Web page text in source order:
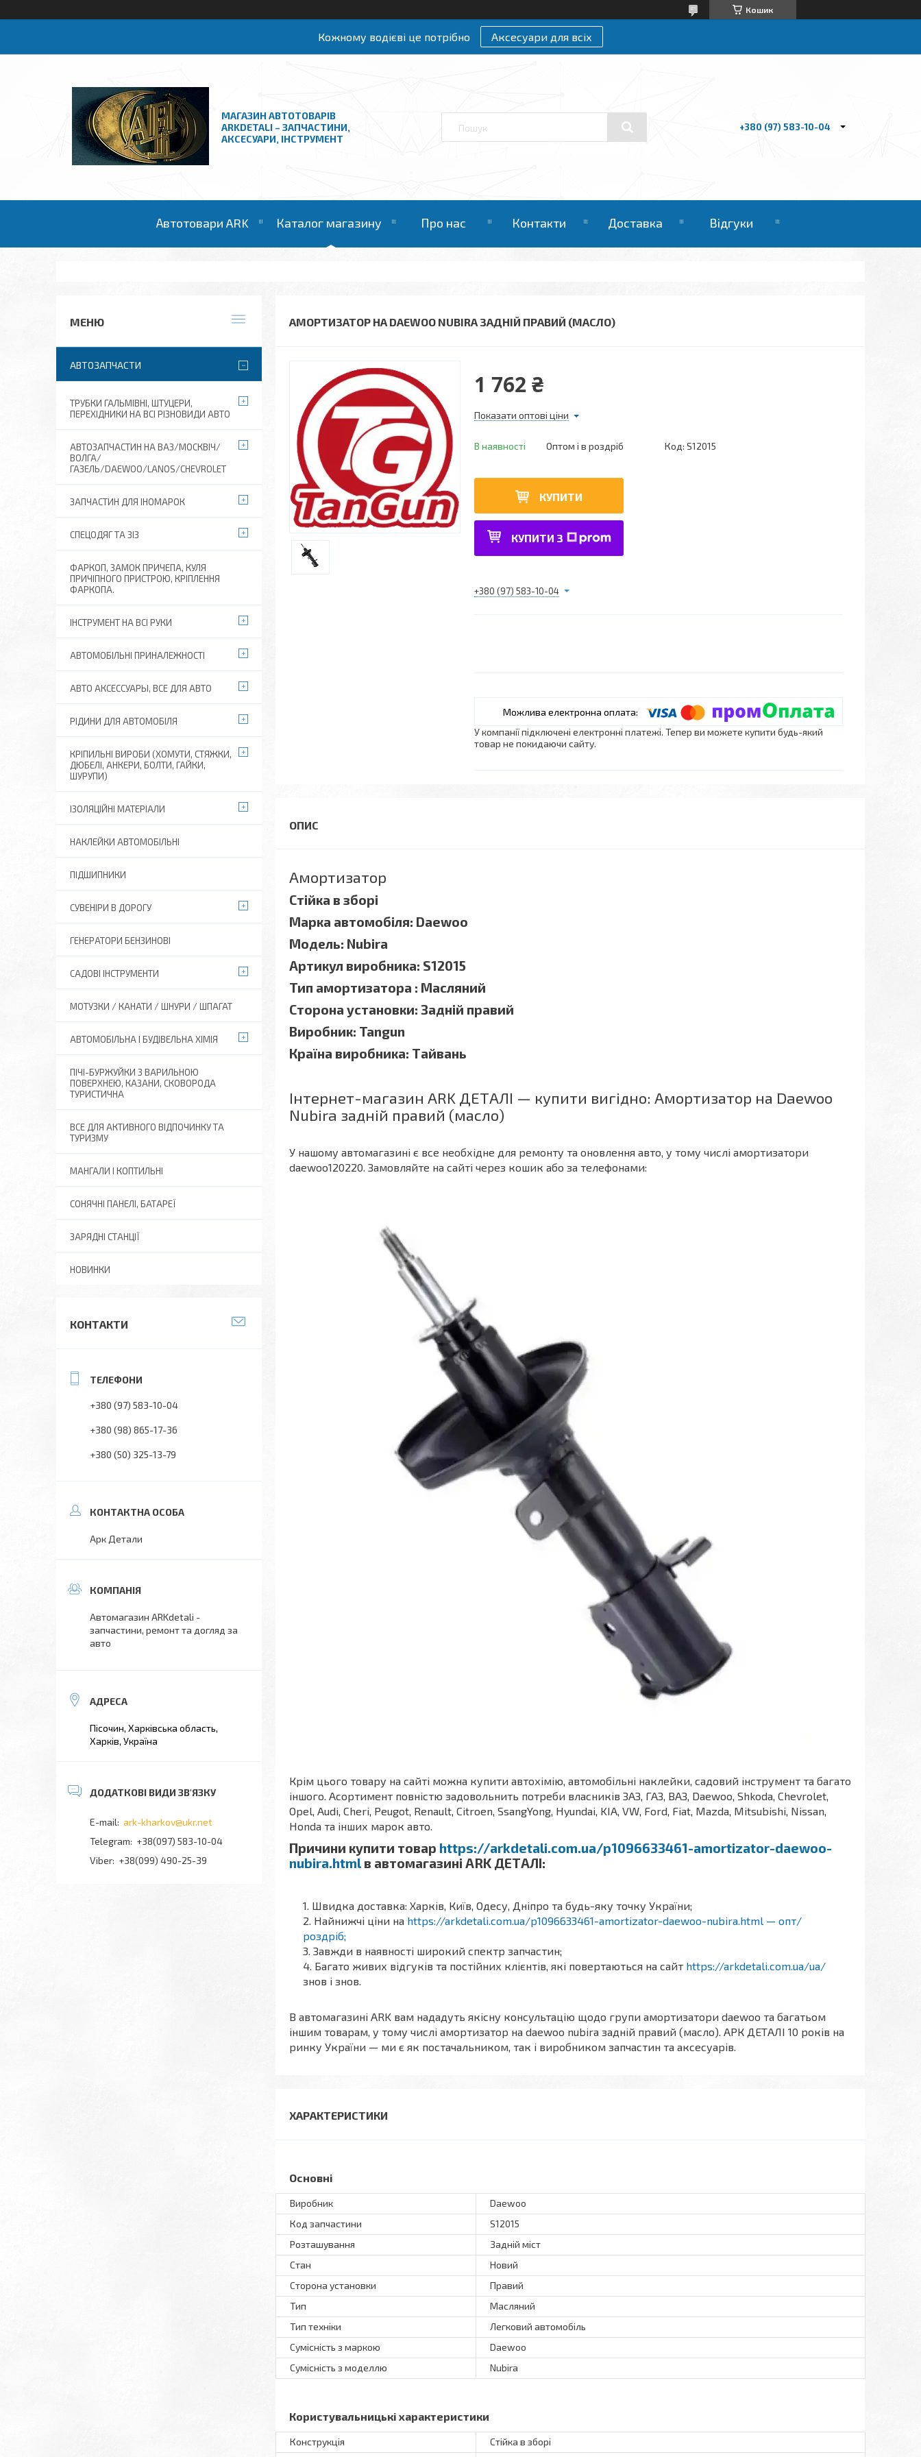
Кошик
Кожному водієві це потрібно Аксесуари для всіх
МАГАЗИН АВТОТОВАРІВ
ARKDETALI – ЗАПЧАСТИНИ,
АКСЕСУАРИ, ІНСТРУМЕНТ
+380 (97) 583-10-04
Автотовари ARK Каталог магазину Про нас Контакти Доставка Відгуки
АМОРТИЗАТОР НА DAEWOO NUBIRA ЗАДНІЙ ПРАВИЙ (МАСЛО)
1 762 ₴
Показати оптові ціни
В наявності Оптом і в роздріб Код: S12015
КУПИТИ
КУПИТИ З
+380 (97) 583-10-04
У компанії підключені електронні платежі. Тепер ви можете купити будь-який
товар не покидаючи сайту.
Амортизатор
Стійка в зборі
Марка автомобіля: Daewoo
Модель: Nubira
Артикул виробника: S12015
Тип амортизатора : Масляний
Сторона установки: Задній правий
Виробник: Tangun
Країна виробника: Тайвань
Інтернет-магазин ARK ДЕТАЛІ — купити вигідно: Амортизатор на Daewoo
Nubira задній правий (масло)
У нашому автомагазині є все необхідне для ремонту та оновлення авто, у тому числі амортизатори
daewoo120220. Замовляйте на сайті через кошик або за телефонами:
Крім цього товару на сайті можна купити автохімію, автомобільні наклейки, садовий інструмент та багато
іншого. Асортимент повністю задовольнить потреби власників ЗАЗ, ГАЗ, ВАЗ, Daewoo, Shkoda, Chevrolet,
Opel, Audi, Cheri, Peugot, Renault, Citroen, SsangYong, Hyundai, KIA, VW, Ford, Fiat, Mazda, Mitsubishi, Nissan,
Honda та інших марок авто.
Причини купити товар https://arkdetali.com.ua/p1096633461-amortizator-daewoo-
nubira.htmlв автомагазині ARK ДЕТАЛІ:
Швидка доставка: Харків, Київ, Одесу, Дніпро та будь-яку точку України;
Найнижчі ціни на https://arkdetali.com.ua/p1096633461-amortizator-daewoo-nubira.html — опт/
роздріб;
Завжди в наявності широкий спектр запчастин;
Багато живих відгуків та постійних клієнтів, які повертаються на сайт https://arkdetali.com.ua/ua/
знов і знов.
В автомагазині ARK вам нададуть якісну консультацію щодо групи амортизатори daewoo та багатьом
іншим товарам, у тому числі амортизатор на daewoo nubira задній правий (масло). АРК ДЕТАЛІ 10 років на
ринку України — ми є як постачальником, так і виробником запчастин та аксесуарів.
ХАРАКТЕРИСТИКИ
Основні
Виробник
Daewoo
Код запчастини
S12015
Розташування
Задній міст
Стан
Новий
Сторона установки
Правий
Тип
Масляний
Тип техніки
Легковий автомобіль
Сумісність з маркою
Daewoo
Сумісність з моделлю
Nubira
Користувальницькі характеристики
Конструкція
Стійка в зборі
АВТОЗАПЧАСТИ
ТРУБКИ ГАЛЬМІВНІ, ШТУЦЕРИ,
ПЕРЕХІДНИКИ НА ВСІ РІЗНОВИДИ АВТО
АВТОЗАПЧАСТИН НА ВАЗ/МОСКВІЧ/
ВОЛГА/
ГАЗЕЛЬ/DAEWOO/LANOS/CHEVROLET
ЗАПЧАСТИН ДЛЯ ІНОМАРОК
СПЕЦОДЯГ ТА ЗІЗ
ФАРКОП, ЗАМОК ПРИЧЕПА, КУЛЯ
ПРИЧІПНОГО ПРИСТРОЮ, КРІПЛЕННЯ
ФАРКОПА.
ІНСТРУМЕНТ НА ВСІ РУКИ
АВТОМОБІЛЬНІ ПРИНАЛЕЖНОСТІ
АВТО АКСЕССУАРЫ, ВСЕ ДЛЯ АВТО
РІДИНИ ДЛЯ АВТОМОБІЛЯ
КРІПИЛЬНІ ВИРОБИ (ХОМУТИ, СТЯЖКИ,
ДЮБЕЛІ, АНКЕРИ, БОЛТИ, ГАЙКИ,
ШУРУПИ)
ІЗОЛЯЦІЙНІ МАТЕРІАЛИ
НАКЛЕЙКИ АВТОМОБІЛЬНІ
ПІДШИПНИКИ
СУВЕНІРИ В ДОРОГУ
ГЕНЕРАТОРИ БЕНЗИНОВІ
САДОВІ ІНСТРУМЕНТИ
МОТУЗКИ / КАНАТИ / ШНУРИ / ШПАГАТ
АВТОМОБІЛЬНА І БУДІВЕЛЬНА ХІМІЯ
ПІЧІ-БУРЖУЙКИ З ВАРИЛЬНОЮ
ПОВЕРХНЕЮ, КАЗАНИ, СКОВОРОДА
ТУРИСТИЧНА
ВСЕ ДЛЯ АКТИВНОГО ВІДПОЧИНКУ ТА
ТУРИЗМУ
МАНГАЛИ І КОПТИЛЬНІ
СОНЯЧНІ ПАНЕЛІ, БАТАРЕЇ
ЗАРЯДНІ СТАНЦІЇ
НОВИНКИ
КОНТАКТИ
+380 (97) 583-10-04
+380 (98) 865-17-36
+380 (50) 325-13-79
Арк Детали
Автомагазин ARKdetali -
запчастини, ремонт та догляд за
авто
Пісочин, Харківська область,
Харків, Україна
ark-kharkov@ukr.net
+38(097) 583-10-04
+38(099) 490-25-39